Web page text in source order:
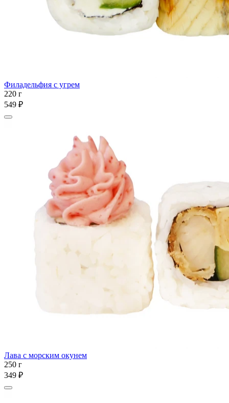
Филадельфия с угрем
220 г
549 ₽
Лава с морским окунем
250 г
349 ₽